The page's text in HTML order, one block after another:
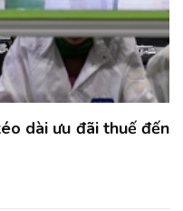
dài ưu đãi thuế đến